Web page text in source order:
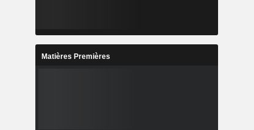
Matières Premières